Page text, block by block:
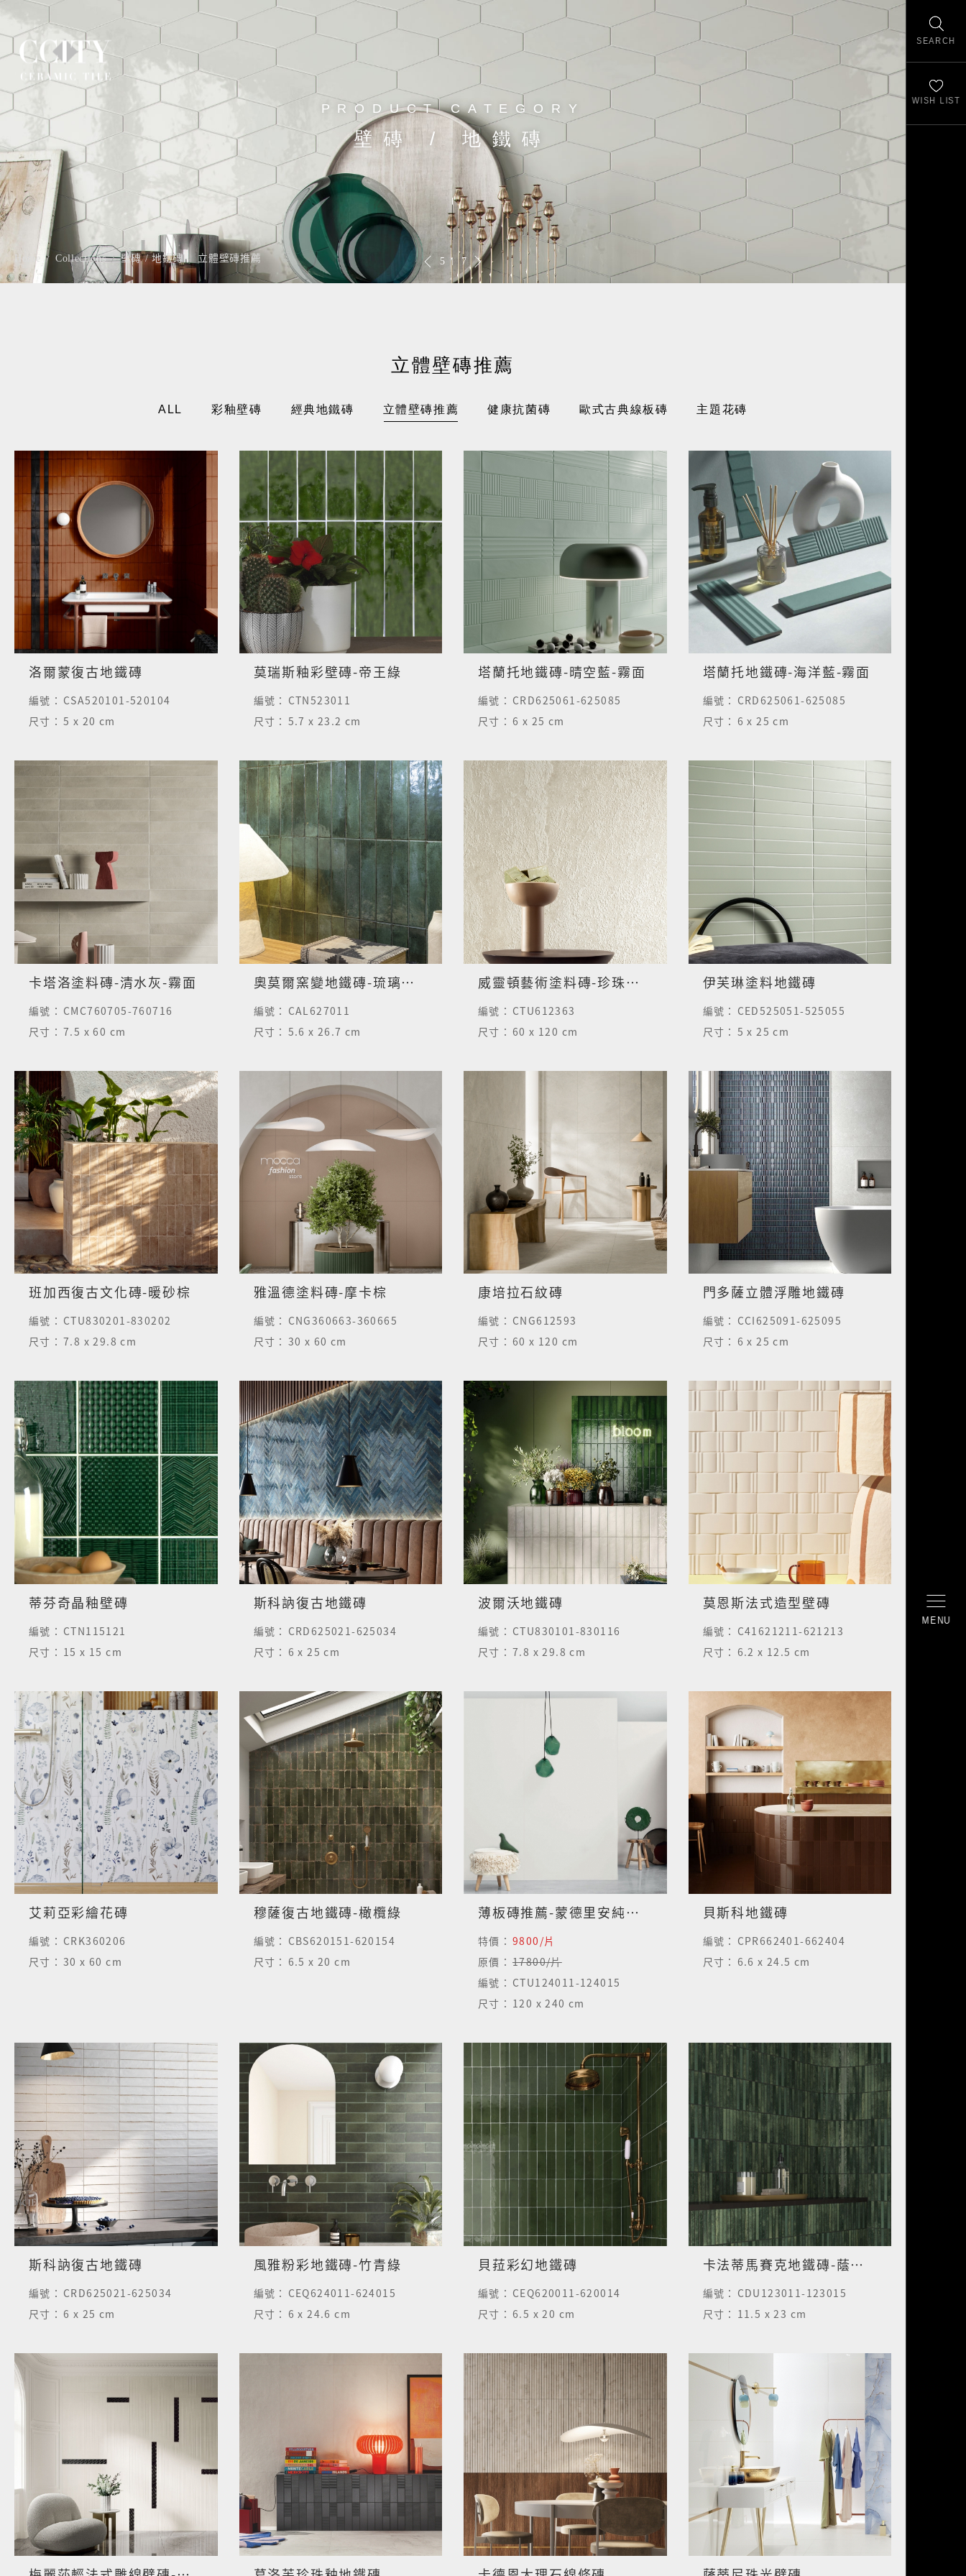
SEARCH
WISH LIST
MENU
PRODUCT CATEGORY
壁磚 / 地鐵磚
6 7
Home Collections 壁磚 / 地鐵磚 立體壁磚推薦
立體壁磚推薦
壁
磚
推
薦
ALL 彩釉壁磚 經典地鐵磚 立體壁磚推薦 健康抗菌磚 歐式古典線板磚 主題花磚
洛爾蒙復古地鐵磚
編號： CSA520101-520104
尺寸： 5 x 20 cm
莫瑞斯釉彩壁磚-帝王綠
編號： CTN523011
尺寸： 5.7 x 23.2 cm
塔蘭托地鐵磚-晴空藍-霧面
編號： CRD625061-625085
尺寸： 6 x 25 cm
塔蘭托地鐵磚-海洋藍-霧面
編號： CRD625061-625085
尺寸： 6 x 25 cm
卡塔洛塗料磚-清水灰-霧面
編號： CMC760705-760716
尺寸： 7.5 x 60 cm
奧莫爾窯變地鐵磚-琉璃綠-亮面
編號： CAL627011
尺寸： 5.6 x 26.7 cm
威靈頓藝術塗料磚-珍珠米-3D霧面
編號： CTU612363
尺寸： 60 x 120 cm
伊芙琳塗料地鐵磚
編號： CED525051-525055
尺寸： 5 x 25 cm
班加西復古文化磚-暖砂棕
編號： CTU830201-830202
尺寸： 7.8 x 29.8 cm
雅溫德塗料磚-摩卡棕
編號： CNG360663-360665
尺寸： 30 x 60 cm
康培拉石紋磚
編號： CNG612593
尺寸： 60 x 120 cm
門多薩立體浮雕地鐵磚
編號： CCI625091-625095
尺寸： 6 x 25 cm
蒂芬奇晶釉壁磚
編號： CTN115121
尺寸： 15 x 15 cm
斯科訥復古地鐵磚
編號： CRD625021-625034
尺寸： 6 x 25 cm
波爾沃地鐵磚
編號： CTU830101-830116
尺寸： 7.8 x 29.8 cm
莫恩斯法式造型壁磚
編號： C41621211-621213
尺寸： 6.2 x 12.5 cm
艾莉亞彩繪花磚
編號： CRK360206
尺寸： 30 x 60 cm
穆薩復古地鐵磚-橄欖綠
編號： CBS620151-620154
尺寸： 6.5 x 20 cm
薄板磚推薦-蒙德里安純色大板磚-柔白
特價： 9800/片
原價： 17800/片
編號： CTU124011-124015
尺寸： 120 x 240 cm
貝斯科地鐵磚
編號： CPR662401-662404
尺寸： 6.6 x 24.5 cm
斯科訥復古地鐵磚
編號： CRD625021-625034
尺寸： 6 x 25 cm
風雅粉彩地鐵磚-竹青綠
編號： CEQ624011-624015
尺寸： 6 x 24.6 cm
貝菈彩幻地鐵磚
編號： CEQ620011-620014
尺寸： 6.5 x 20 cm
卡法蒂馬賽克地鐵磚-蔭草綠
編號： CDU123011-123015
尺寸： 11.5 x 23 cm